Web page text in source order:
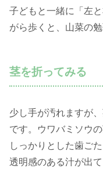
子どもと一緒に「左
がら歩くと、山菜の
茎を折ってみる
少し手が汚れますが
です。ウワバミソウ
しっかりとした歯ご
透明感のある汁が出て